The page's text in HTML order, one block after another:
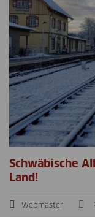
Schwäbische
Land!
Webmaster